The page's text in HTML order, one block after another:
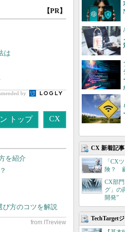
【PR】
は
by
トップ CX
を紹介
び方のコツを解説
CX 新着記事
「CX
険？
CX部
グ」の
開発”
TechTarget